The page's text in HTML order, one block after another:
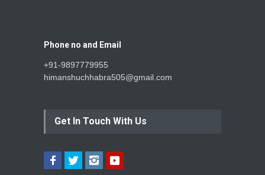
Phone no and Email
+91-9897779955
himanshuchhabra505@gmail.com
Get In Touch With Us